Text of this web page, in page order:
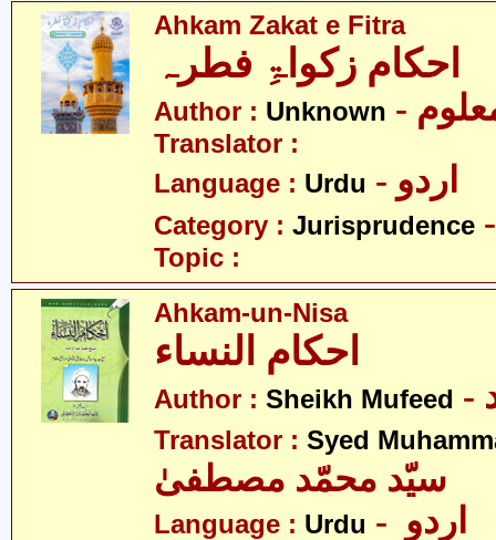
Ahkam Zakat e Fitra
احکام زکواۃِ فطرہ
Author : Unknown معلوم
Translator :
Language : Urdu - اردو
Category : Jurisprudence
Topic :
Ahkam-un-Nisa
احکام النساء
Author : Sheikh Mufeed
Translator : Syed
Language : Urdu